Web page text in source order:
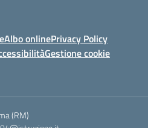
Albo onlinePrivacy Policy
Gestione cookie
(RM)